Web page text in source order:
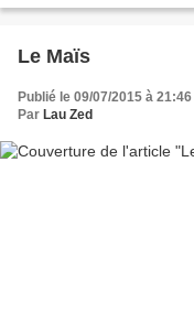
Le Maïs
Publié le 09/07/2015 à 21:46
Par Lau Zed